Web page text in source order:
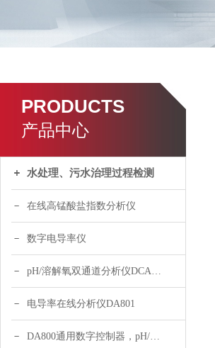
PRODUCTS
产品中心
水处理、污水治理过程检测
在线高锰酸盐指数分析仪
数字电导率仪
pH/溶解氧双通道分析仪DCA120
电导率在线分析仪DA801
DA800通用数字控制器，pH/DO/ORP多参数